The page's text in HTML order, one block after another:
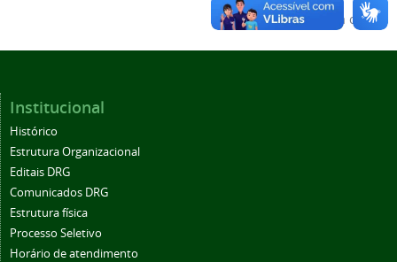
Voltar para o topo
Institucional
Histórico
Estrutura Organizacional
Editais DRG
Comunicados DRG
Estrutura física
Processo Seletivo
Horário de atendimento